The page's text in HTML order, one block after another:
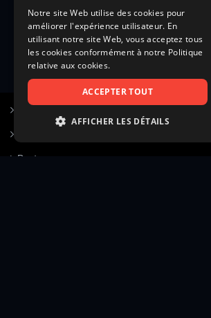
Poster une annonce
Notre site Web utilise des cookies pour
améliorer l'expérience utilisateur. En
utilisant notre site Web, vous acceptez tous
les cookies conformément à notre Politique
relative aux cookies.
ACCEPTER TOUT
AFFICHER LES DÉTAILS